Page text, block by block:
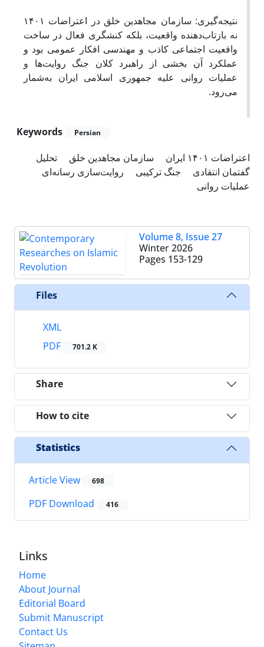
نتیجه‌گیری‌: سازمان مجاهدین خلق در اعتراضات ۱۴۰۱
نه بازتاب‌دهنده واقعیت، بلکه کنشگری فعال در ساخت
واقعیت اجتماعی کاذب و مهندسی افکار عمومی بود و
عملکرد آن بخشی از راهبرد کلان جنگ روایت‌ها و
عملیات روانی علیه جمهوری اسلامی ایران به‌شمار
می‌رود.
Keywords Persian
اعتراضات ۱۴۰۱ ایران سازمان مجاهدین خلق
تحلیل
گفتمان انتقادی
جنگ ترکیبی
روایت‌سازی رسانه‌ای
عملیات روانی
Volume 8, Issue 27
Winter 2026
Pages 153-129
Files
XML
PDF
701.2 K
Share
How to cite
Statistics
Article View 698
PDF Download 416
Links
Home
About Journal
Editorial Board
Submit Manuscript
Contact Us